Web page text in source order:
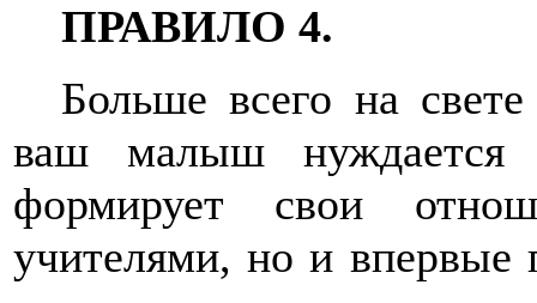
ПРАВИЛО 4.
Больше всего на
ваш малыш
формирует свои
учителями, но и впервые